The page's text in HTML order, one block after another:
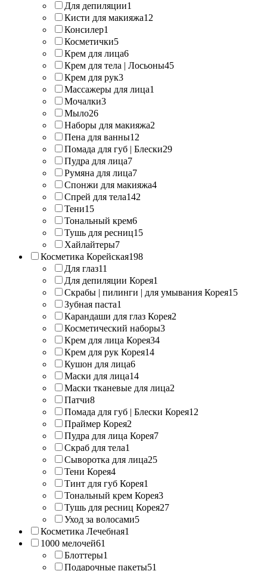
Для депиляции1
Кисти для макияжа12
Консилер1
Косметички5
Крем для лица6
Крем для тела | Лосьоны45
Крем для рук3
Массажеры для лица1
Мочалки3
Мыло26
Наборы для макияжа2
Пена для ванны12
Помада для губ | Блески29
Пудра для лица7
Румяна для лица7
Спонжи для макияжа4
Спрей для тела142
Тени15
Тональный крем6
Тушь для ресниц15
Хайлайтеры7
Косметика Корейская198
Для глаз11
Для депиляции Корея1
Скрабы | пилинги | для умывания Корея15
Зубная паста1
Карандаши для глаз Корея2
Косметический наборы3
Крем для лица Корея34
Крем для рук Корея14
Кушон для лица6
Маски для лица14
Маски тканевые для лица2
Патчи8
Помада для губ | Блески Корея12
Праймер Корея2
Пудра для лица Корея7
Скраб для тела1
Сыворотка для лица25
Тени Корея4
Тинт для губ Корея1
Тональный крем Корея3
Тушь для ресниц Корея27
Уход за волосами5
Косметика Лечебная1
1000 мелочей61
Блоттеры1
Подарочные пакеты51